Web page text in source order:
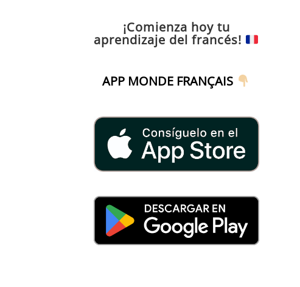
¡Comienza hoy tu
aprendizaje del francés!
APP MONDE FRANÇAIS